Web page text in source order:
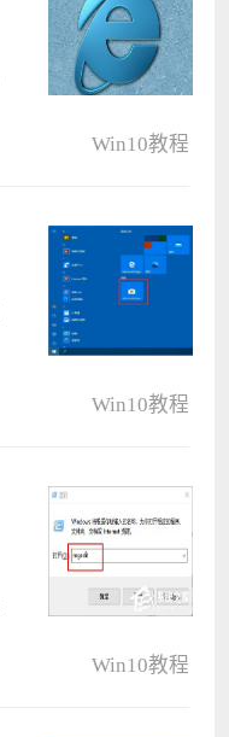
Win10教程
Win10教程
Win10教程